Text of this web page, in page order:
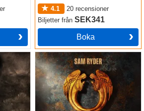
4.1
20 recensioner
BiljetterfrånSEK341
Boka
Jesus Christ Superstar
(Theatre Royal Drury Lane)